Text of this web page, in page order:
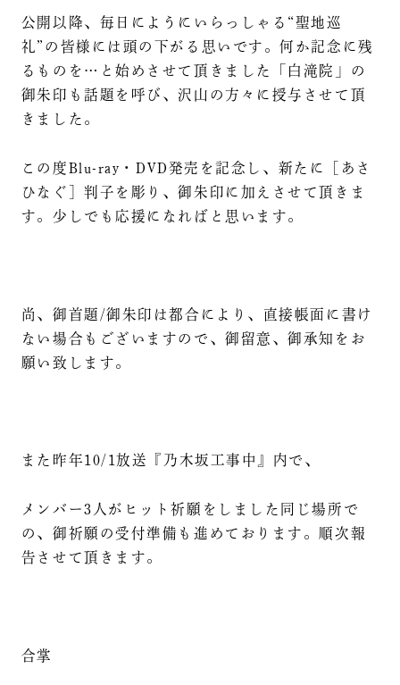
公開以降、毎日にようにいらっしゃる“聖地巡
礼”の皆様には頭の下がる思いです。何か記念に残
るものを…と始めさせて頂きました「白滝院」の
御朱印も話題を呼び、沢山の方々に授与させて頂
きました。
この度Blu-ray・DVD発売を記念し、新たに［あさ
ひなぐ］判子を彫り、御朱印に加えさせて頂きま
す。少しでも応援になればと思います。
尚、御首題/御朱印は都合により、直接帳面に書け
ない場合もございますので、御留意、御承知をお
願い致します。
また昨年10/1放送『乃木坂工事中』内で、
メンバー3人がヒット祈願をしました同じ場所で
の、御祈願の受付準備も進めております。順次報
告させて頂きます。
合掌